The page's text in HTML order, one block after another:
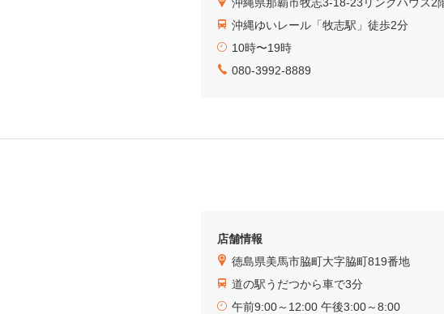
沖縄ゆいレール「牧志駅」徒歩2分
10時〜19時
080-3992-8889
店舗情報
徳島県美馬市脇町大字脇町819番地
道の駅うだつから車で3分
午前9:00～12:00 午後3:00～8:00